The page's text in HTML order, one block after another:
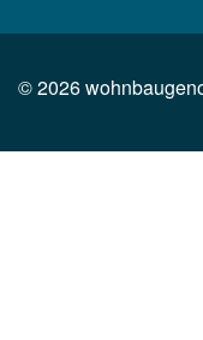
©2026